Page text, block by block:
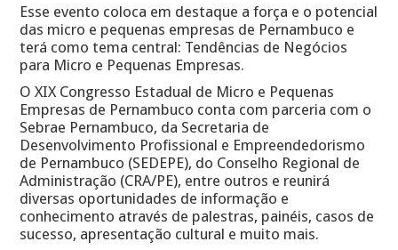
Esse evento coloca em destaque a força e o potencial
das micro e pequenas empresas de Pernambuco e
terá como tema central: Tendências de Negócios
para Micro e Pequenas Empresas.
O XIX Congresso Estadual de Micro e Pequenas
Empresas de Pernambuco conta com parceria com o
Sebrae Pernambuco, da Secretaria de
Desenvolvimento Profissional e Empreendedorismo
de Pernambuco (SEDEPE), do Conselho Regional de
Administração (CRA/PE), entre outros e reunirá
diversas oportunidades de informação e
conhecimento através de palestras, painéis, casos de
sucesso, apresentação cultural e muito mais.